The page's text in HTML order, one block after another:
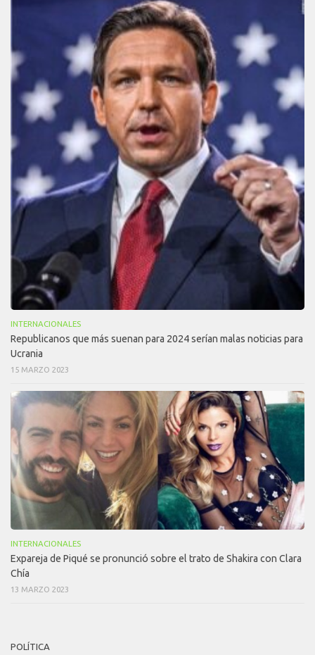
INTERNACIONALES
Republicanos que más suenan para 2024 serían malas noticias para
Ucrania
15 MARZO 2023
INTERNACIONALES
Expareja de Piqué se pronunció sobre el trato de Shakira con Clara
Chía
13 MARZO 2023
POLÍTICA